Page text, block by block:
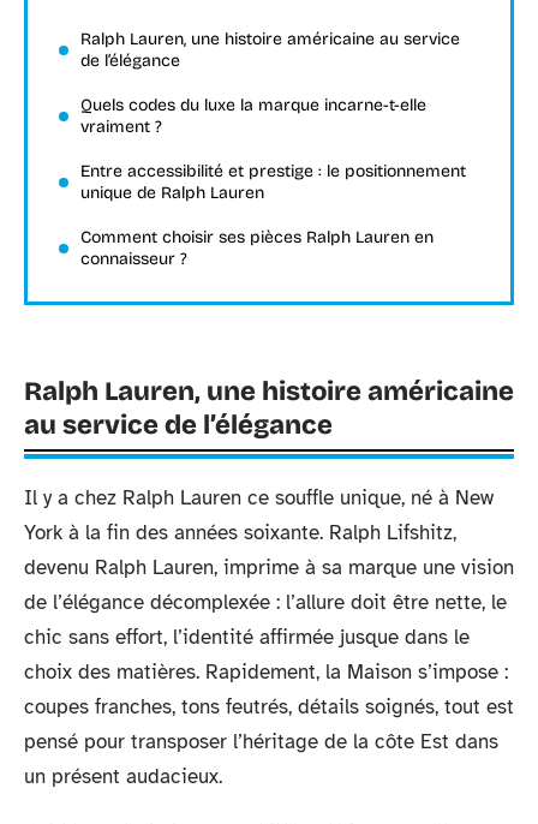
Ralph Lauren, une histoire américaine au service
de l’élégance
Quels codes du luxe la marque incarne-t-elle
vraiment ?
Entre accessibilité et prestige : le positionnement
unique de Ralph Lauren
Comment choisir ses pièces Ralph Lauren en
connaisseur ?
Ralph Lauren, une histoire américaine
au service de l’élégance
Il y a chez Ralph Lauren ce souffle unique, né à New
York à la fin des années soixante. Ralph Lifshitz,
devenu Ralph Lauren, imprime à sa marque une vision
de l’élégance décomplexée : l’allure doit être nette, le
chic sans effort, l’identité affirmée jusque dans le
choix des matières. Rapidement, la Maison s’impose :
coupes franches, tons feutrés, détails soignés, tout est
pensé pour transposer l’héritage de la côte Est dans
un présent audacieux.